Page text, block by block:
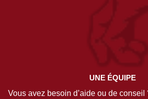
UNE ÉQUIPE
Vous avez besoin d’aide ou de conseil